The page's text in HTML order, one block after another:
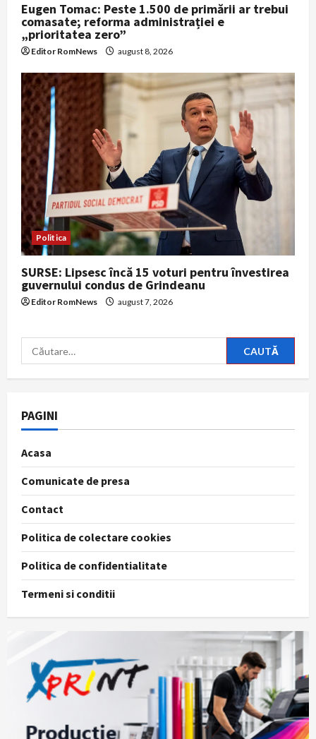
Eugen Tomac: Peste 1.500 de primării ar trebui
comasate; reforma administrației e
„prioritatea zero”
Editor RomNews august 8, 2026
Politica
SURSE: Lipsesc încă 15 voturi pentru învestirea
guvernului condus de Grindeanu
Editor RomNews august 7, 2026
Caută
după:
PAGINI
Acasa
Comunicate de presa
Contact
Politica de colectare cookies
Politica de confidentialitate
Termeni si conditii